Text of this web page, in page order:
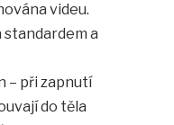
videu.
standardem a
– při zapnutí
do těla